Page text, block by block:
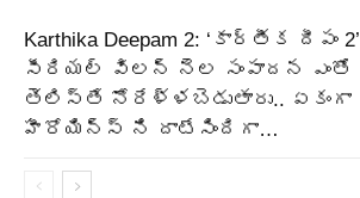
Karthika Deepam 2: ‘కార్తీక దీపం 2’
సీరియల్ విలన్ నెల సంపాదన ఎంతో
తెలిస్తే నోరేళ్ళబెడుతారు.. ఏకంగా
హీరోయిన్స్ ని దాటేసిందిగా…